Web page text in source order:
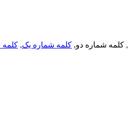
, کلمه شماره دو, کلمه شماره یک, کلمه